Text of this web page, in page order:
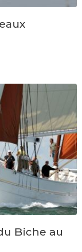
Biche au